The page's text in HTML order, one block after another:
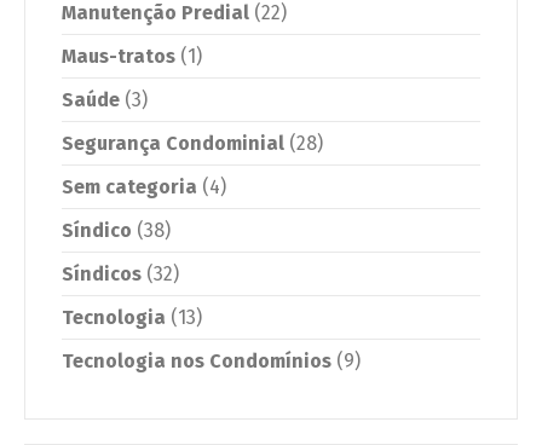
Manutenção Predial (22)
Maus-tratos (1)
Saúde (3)
Segurança Condominial (28)
Sem categoria (4)
Síndico (38)
Síndicos (32)
Tecnologia (13)
Tecnologia nos Condomínios (9)